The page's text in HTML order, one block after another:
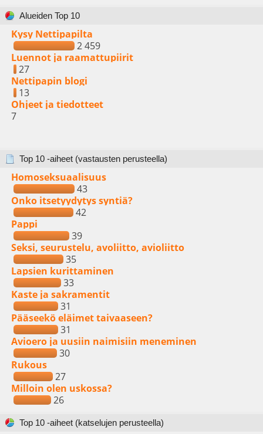
Alueiden Top 10
Kysy Nettipapilta
2 459
Luennot ja raamattupiirit
27
Nettipapin blogi
13
Ohjeet ja tiedotteet
7
Top 10 -aiheet (vastausten perusteella)
Homoseksuaalisuus
43
Onko itsetyydytys syntiä?
42
Pappi
39
Seksi, seurustelu, avoliitto, avioliitto
35
Lapsien kurittaminen
33
Kaste ja sakramentit
31
Pääseekö eläimet taivaaseen?
31
Avioero ja uusiin naimisiin meneminen
30
Rukous
27
Milloin olen uskossa?
26
Top 10 -aiheet (katselujen perusteella)